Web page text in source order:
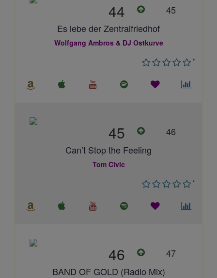
44
45
Es lebe der Zentralfriedhof
Wolfgang Ambros & DJ Ostkurve
*
45
46
Can’t Stop the Feeling
Tom Civic
*
46
47
BAND OF GOLD (Radio Mix)